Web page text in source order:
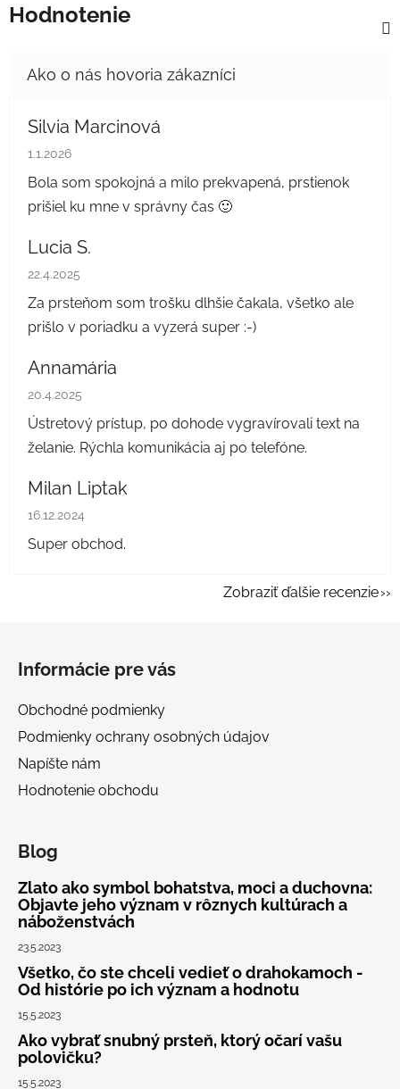
Hodnotenie
Silvia Marcinová
Hodnotenie obchodu je 5 z 5 hviezdičiek.
1.1.2026
Bola som spokojná a milo prekvapená, prstienok
prišiel ku mne v správny čas 🙂
Lucia S.
Hodnotenie obchodu je 5 z 5 hviezdičiek.
22.4.2025
Za prsteňom som trošku dlhšie čakala, všetko ale
prišlo v poriadku a vyzerá super :-)
Annamária
Hodnotenie obchodu je 5 z 5 hviezdičiek.
20.4.2025
Ústretový prístup, po dohode vygravírovali text na
želanie. Rýchla komunikácia aj po telefóne.
Milan Liptak
Hodnotenie obchodu je 5 z 5 hviezdičiek.
16.12.2024
Super obchod.
Zobraziť ďalšie recenzie
Informácie pre vás
Obchodné podmienky
Podmienky ochrany osobných údajov
Napíšte nám
Hodnotenie obchodu
Blog
Zlato ako symbol bohatstva, moci a duchovna:
Objavte jeho význam v rôznych kultúrach a
náboženstvách
23.5.2023
Všetko, čo ste chceli vedieť o drahokamoch -
Od histórie po ich význam a hodnotu
15.5.2023
Ako vybrať snubný prsteň, ktorý očarí vašu
polovičku?
15.5.2023